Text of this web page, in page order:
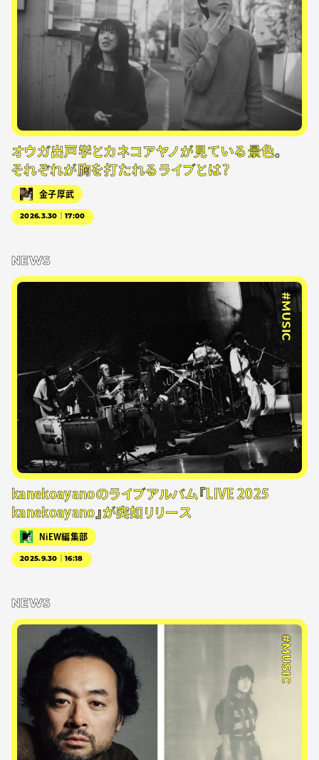
オウガ出戸学とカネコアヤノが見ている景色。
それぞれが胸を打たれるライブとは？
金子厚武
2026.3.30｜17:00
NEWS
#MUSIC
kanekoayanoのライブアルバム『LIVE 2025
kanekoayano』が突如リリース
NiEW編集部
2025.9.30｜16:18
NEWS
#MUSIC